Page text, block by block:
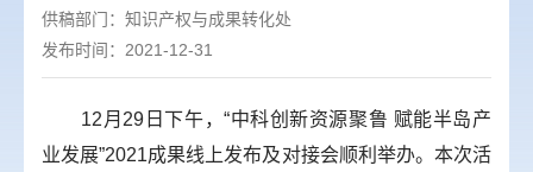
供稿部门： 知识产权与成果转化处
发布时间：2021-12-31
12月29日下午，“中科创新资源聚鲁 赋能半岛产
业发展”2021成果线上发布及对接会顺利举办。本次活